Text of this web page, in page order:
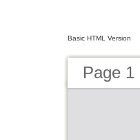
Basic HTML Version
Page 1